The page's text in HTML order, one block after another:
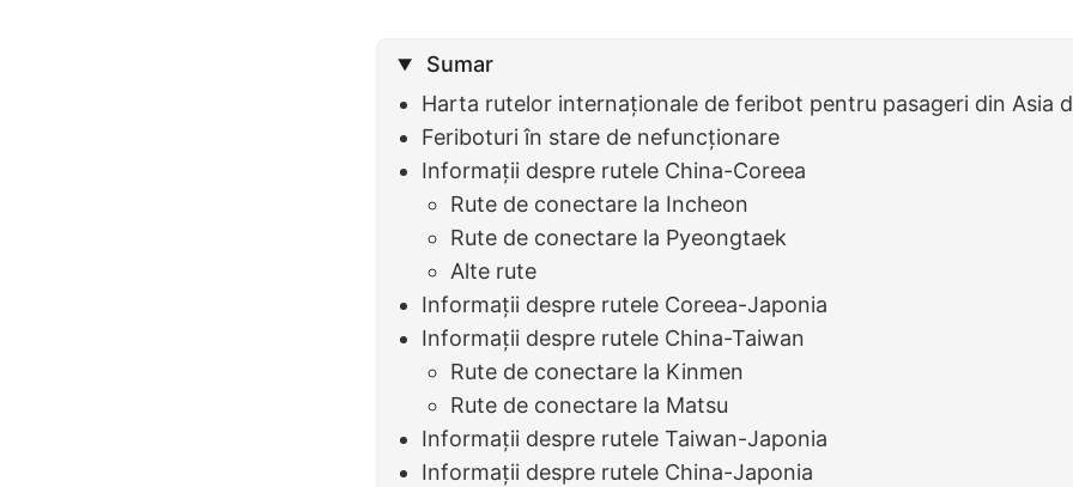
Sumar
Harta rutelor internaționale de feribot pentru pasageri din Asia
Feriboturi în stare de nefuncționare
Informații despre rutele China-Coreea
Rute de conectare la Incheon
Rute de conectare la Pyeongtaek
Alte rute
Informații despre rutele Coreea-Japonia
Informații despre rutele China-Taiwan
Rute de conectare la Kinmen
Rute de conectare la Matsu
Informații despre rutele Taiwan-Japonia
Informații despre rutele China-Japonia